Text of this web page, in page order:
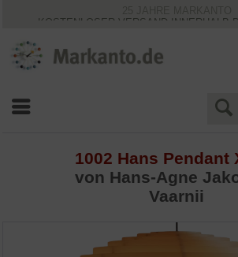
KOSTENLOSER VERSAND INNERHALB
VIELFÄLTIGE
BESTPRICE-GARANTIE
1002 Hans Pendant
von Hans-Agne
Vaarnii